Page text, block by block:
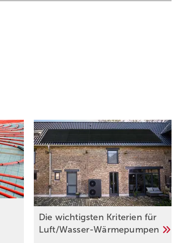
Die wichtigsten Kriterien für
Luft/Wasser-Wärmepumpen